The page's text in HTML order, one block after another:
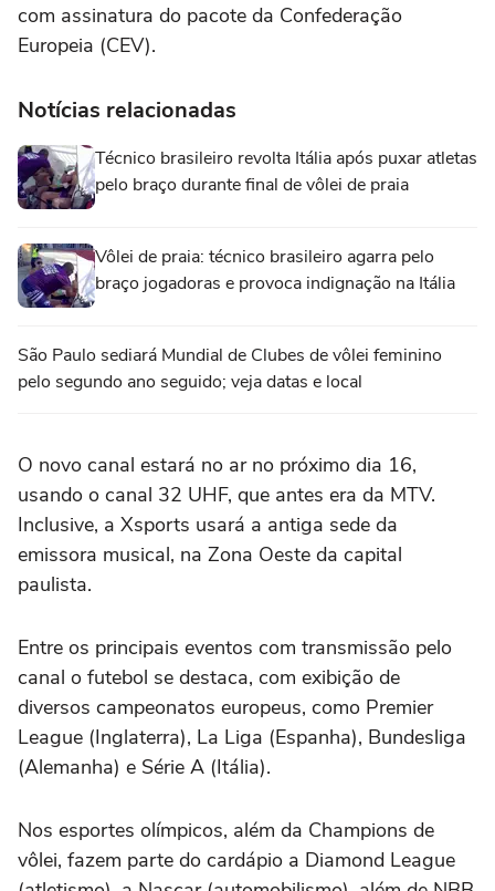
com assinatura do pacote da Confederação
Europeia (CEV).
Notícias relacionadas
Técnico brasileiro revolta Itália após puxar atletas
pelo braço durante final de vôlei de praia
Vôlei de praia: técnico brasileiro agarra pelo
braço jogadoras e provoca indignação na Itália
São Paulo sediará Mundial de Clubes de vôlei feminino
pelo segundo ano seguido; veja datas e local
O novo canal estará no ar no próximo dia 16,
usando o canal 32 UHF, que antes era da MTV.
Inclusive, a Xsports usará a antiga sede da
emissora musical, na Zona Oeste da capital
paulista.
Entre os principais eventos com transmissão pelo
canal o futebol se destaca, com exibição de
diversos campeonatos europeus, como Premier
League (Inglaterra), La Liga (Espanha), Bundesliga
(Alemanha) e Série A (Itália).
Nos esportes olímpicos, além da Champions de
vôlei, fazem parte do cardápio a Diamond League